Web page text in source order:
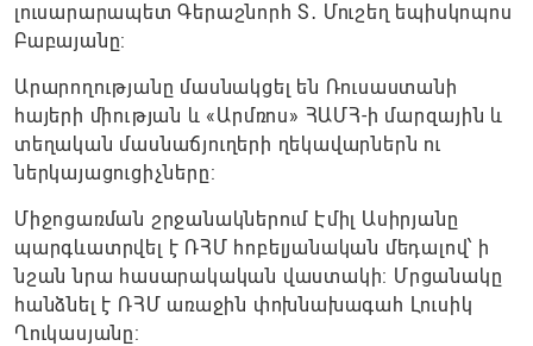
լուսարարապետ Գերաշնորհ Տ․ Մուշեղ եպիսկոպոս
Բաբայանը:
Արարողությանը մասնակցել են Ռուսաստանի
հայերի միության և «Արմռոս» ՀԱՄՀ-ի մարզային և
տեղական մասնաճյուղերի ղեկավարներն ու
ներկայացուցիչները:
Միջոցառման շրջանակներում Էմիլ Ասիրյանը
պարգևատրվել է ՌՀՄ հոբելյանական մեդալով՝ ի
նշան նրա հասարակական վաստակի: Մրցանակը
հանձնել է ՌՀՄ առաջին փոխնախագահ Լուսիկ
Ղուկասյանը: